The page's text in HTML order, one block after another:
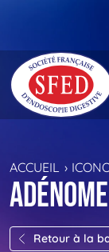
ACCUEIL
Retour à la